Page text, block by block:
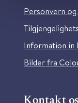
Personvern
Information in
Bilder fra